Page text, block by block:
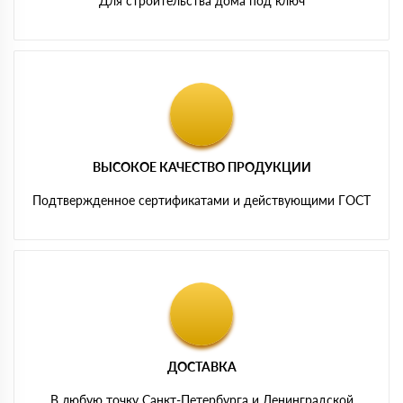
ВЫСОКОЕ КАЧЕСТВО ПРОДУКЦИИ
Подтвержденное сертификатами и действующими ГОСТ
ДОСТАВКА
В любую точку Санкт-Петербурга и Ленинградской